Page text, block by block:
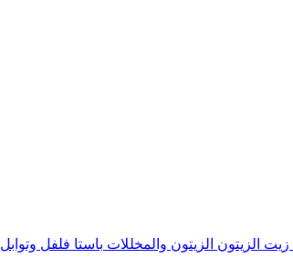
زيت الزيتون الزيتون والمخللات باستا فلفل وتوابل